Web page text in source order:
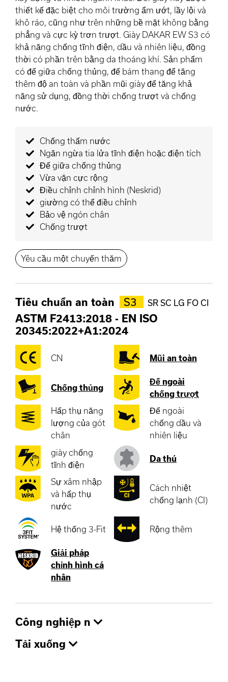
thiết kế đặc biệt cho môi trường ẩm ướt, lầy lội và
khô ráo, cũng như trên những bề mặt không bằng
phẳng và cực kỳ trơn trượt. Giày DAKAR EW S3 có
khả năng chống tĩnh điện, dầu và nhiên liệu, đồng
thời có phần trên bằng da thoáng khí. Sản phẩm
có đế giữa chống thủng, đế bám thang để tăng
thêm độ an toàn và phần mũi giày để tăng khả
năng sử dụng, đồng thời chống trượt và chống
nước.
Chống thấm nước
Ngăn ngừa tia lửa tĩnh điện hoặc điện tích
Đế giữa chống thủng
Vừa vặn cực rộng
Điều chỉnh chỉnh hình (Neskrid)
giường có thể điều chỉnh
Bảo vệ ngón chân
Chống trượt
Yêu cầu một chuyến thăm
Tiêu chuẩn an toàn S3 SR SC LG FO CI
ASTM F2413:2018 - EN ISO
20345:2022+A1:2024
CN Mũi an toàn
Chống thủng
Đế ngoài
chống trượt
Hấp thụ năng
lượng của gót
chân
Đế ngoài
chống dầu và
nhiên liệu
giày chống
tĩnh điện
Da thú
Sự xâm nhập
và hấp thụ
nước
Cách nhiệt
chống lạnh (CI)
Hệ thống 3-Fit Rộng thêm
Giải pháp
chỉnh hình cá
nhân
Công nghiệp n
Tải xuống